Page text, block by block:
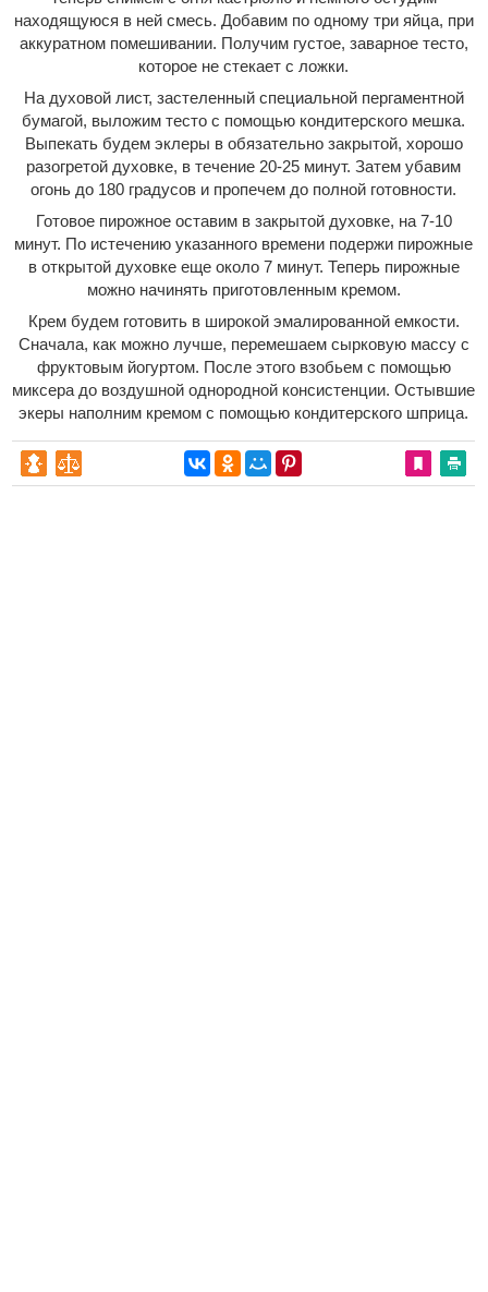
находящуюся в ней смесь. Добавим по одному три яйца, при
аккуратном помешивании. Получим густое, заварное тесто,
которое не стекает с ложки.
На духовой лист, застеленный специальной пергаментной
бумагой, выложим тесто с помощью кондитерского мешка.
Выпекать будем эклеры в обязательно закрытой, хорошо
разогретой духовке, в течение 20-25 минут. Затем убавим
огонь до 180 градусов и пропечем до полной готовности.
Готовое пирожное оставим в закрытой духовке, на 7-10
минут. По истечению указанного времени подержи пирожные
в открытой духовке еще около 7 минут. Теперь пирожные
можно начинять приготовленным кремом.
Крем будем готовить в широкой эмалированной емкости.
Сначала, как можно лучше, перемешаем сырковую массу с
фруктовым йогуртом. После этого взобьем с помощью
миксера до воздушной однородной консистенции. Остывшие
экеры наполним кремом с помощью кондитерского шприца.